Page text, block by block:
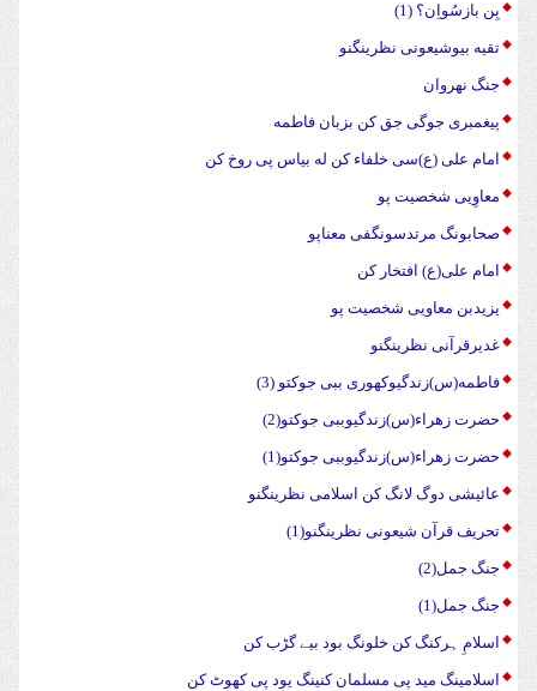
بِن بازسُواِن؟ (1)
تقیه بیوشیعونی نظرینگنو
جنگ نهروان
پیغمبری جوگی جق کن بزبان فاطمه
امام علی (ع)سی خلفاء کن له بیاس پی روخ کن
معاوِیی شخصیت پو
صحابونگ مرتدسونگفی معناپو
امام علی(ع) افتخار کن
یزیدبن معاویی شخصیت پو
غدیرقرآنی نظرینگنو
فاطمه(س)زندگیوکهوری ببی جوکتو (3)
حضرت زهراء(س)زندگیوببی جوکتو(2)
حضرت زهراء(س)زندگیوببی جوکتو(1)
عائیشی دوگ لانگ کن اسلامی نظرینگنو
تحریف قرآن شیعونی نظرینگنو(1)
جنگ جمل(2)
جنگ جمل(1)
اسلامِ ہرکنگ کن خلونگ بود بیے گڑب کن
اسلامینگ مید پی مسلمان کنینگ یود پی کھوٹ کن